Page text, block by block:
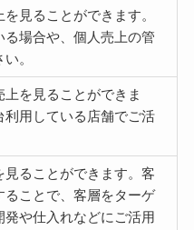
見ることができます。
る場合や、個人売上の管
。
上を見ることができま
利用している店舗でご活
見ることができます。客
ることで、客層をターゲ
発や仕入れなどにご活用